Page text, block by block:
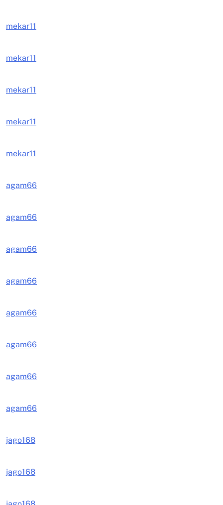
mekar11
mekar11
mekar11
mekar11
mekar11
agam66
agam66
agam66
agam66
agam66
agam66
agam66
agam66
jago168
jago168